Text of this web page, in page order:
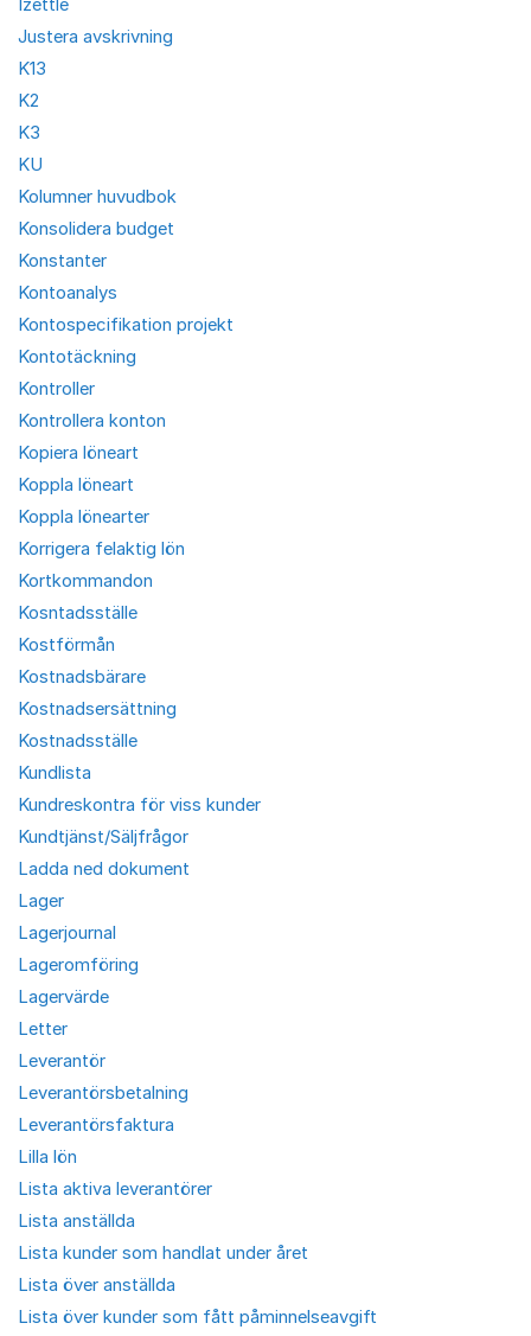
Izettle
Justera avskrivning
K13
K2
K3
KU
Kolumner huvudbok
Konsolidera budget
Konstanter
Kontoanalys
Kontospecifikation projekt
Kontotäckning
Kontroller
Kontrollera konton
Kopiera löneart
Koppla löneart
Koppla lönearter
Korrigera felaktig lön
Kortkommandon
Kosntadsställe
Kostförmån
Kostnadsbärare
Kostnadsersättning
Kostnadsställe
Kundlista
Kundreskontra för viss kunder
Kundtjänst/Säljfrågor
Ladda ned dokument
Lager
Lagerjournal
Lageromföring
Lagervärde
Letter
Leverantör
Leverantörsbetalning
Leverantörsfaktura
Lilla lön
Lista aktiva leverantörer
Lista anställda
Lista kunder som handlat under året
Lista över anställda
Lista över kunder som fått påminnelseavgift